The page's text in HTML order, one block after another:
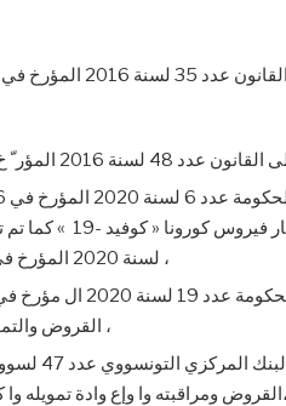
لسنة 2020 المؤرخ في 23 د ي سمبر 2020 المتعلق بقانون المالية لس ن ة 2021 ،
القروض والتمويلات الممنوحة من قبل البنوك والمؤسسات المالية لحرفائها ،
القروض ومراقبته وا وإع وادة تمويله وا كم وا تم تنقيح وه وإتم وام وه ب وال ن صووو و و ص اللاحقة له،